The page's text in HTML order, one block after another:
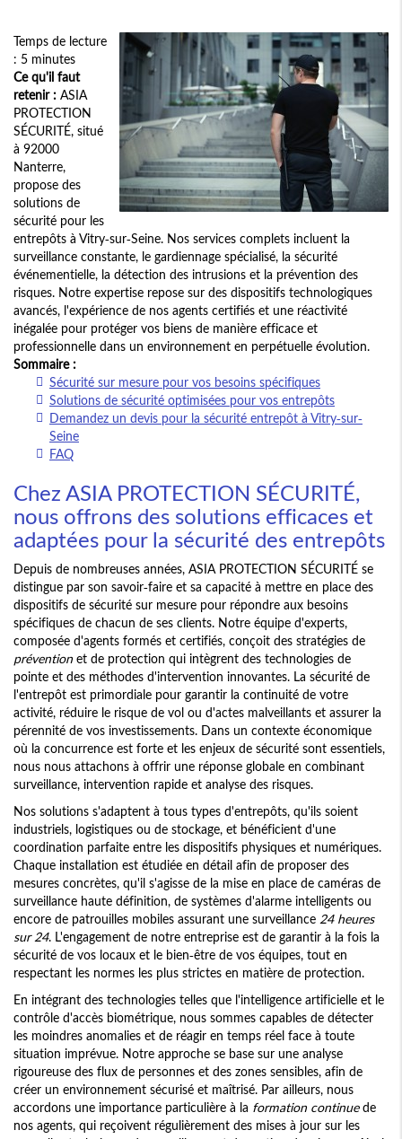
Temps de lecture
: 5 minutes
Ce qu'il faut
retenir : ASIA
PROTECTION
SÉCURITÉ, situé
à 92000
Nanterre,
propose des
solutions de
sécurité pour les
entrepôts à Vitry-sur-Seine. Nos services complets incluent la
surveillance constante, le gardiennage spécialisé, la sécurité
événementielle, la détection des intrusions et la prévention des
risques. Notre expertise repose sur des dispositifs technologiques
avancés, l'expérience de nos agents certifiés et une réactivité
inégalée pour protéger vos biens de manière efficace et
professionnelle dans un environnement en perpétuelle évolution.
Sommaire :
Sécurité sur mesure pour vos besoins spécifiques
Solutions de sécurité optimisées pour vos entrepôts
Demandez un devis pour la sécurité entrepôt à Vitry-sur-
Seine
FAQ
Chez ASIA PROTECTION SÉCURITÉ,
nous offrons des solutions efficaces et
adaptées pour la sécurité des entrepôts
Depuis de nombreuses années, ASIA PROTECTION SÉCURITÉ se
distingue par son savoir-faire et sa capacité à mettre en place des
dispositifs de sécurité sur mesure pour répondre aux besoins
spécifiques de chacun de ses clients. Notre équipe d'experts,
composée d'agents formés et certifiés, conçoit des stratégies de
préventionet de protection qui intègrent des technologies de
pointe et des méthodes d'intervention innovantes. La sécurité de
l'entrepôt est primordiale pour garantir la continuité de votre
activité, réduire le risque de vol ou d'actes malveillants et assurer la
pérennité de vos investissements. Dans un contexte économique
où la concurrence est forte et les enjeux de sécurité sont essentiels,
nous nous attachons à offrir une réponse globale en combinant
surveillance, intervention rapide et analyse des risques.
Nos solutions s'adaptent à tous types d'entrepôts, qu'ils soient
industriels, logistiques ou de stockage, et bénéficient d'une
coordination parfaite entre les dispositifs physiques et numériques.
Chaque installation est étudiée en détail afin de proposer des
mesures concrètes, qu'il s'agisse de la mise en place de caméras de
surveillance haute définition, de systèmes d'alarme intelligents ou
encore de patrouilles mobiles assurant une surveillance 24 heures
sur 24. L'engagement de notre entreprise est de garantir à la fois la
sécurité de vos locaux et le bien-être de vos équipes, tout en
respectant les normes les plus strictes en matière de protection.
En intégrant des technologies telles que l'intelligence artificielle et le
contrôle d'accès biométrique, nous sommes capables de détecter
les moindres anomalies et de réagir en temps réel face à toute
situation imprévue. Notre approche se base sur une analyse
rigoureuse des flux de personnes et des zones sensibles, afin de
créer un environnement sécurisé et maîtrisé. Par ailleurs, nous
accordons une importance particulière à la formation continuede
nos agents, qui reçoivent régulièrement des mises à jour sur les